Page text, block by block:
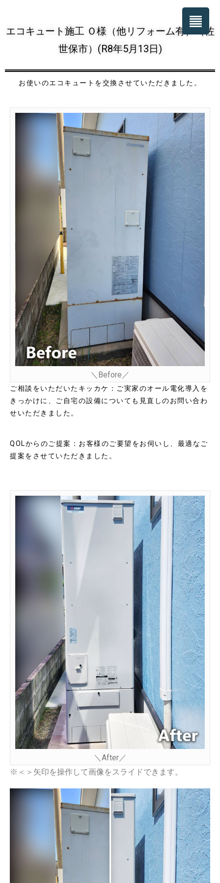
エコキュート施工 Ｏ様（他リフォーム有）（佐
世保市）(R8年5月13日)
お使いのエコキュートを交換させていただきました。
＼Before／
ご相談をいただいたキッカケ：ご実家のオール電化導入を
きっかけに、ご自宅の設備についても見直しのお問い合わ
せいただきました。
QOLからのご提案：お客様のご要望をお伺いし、最適なご
提案をさせていただきました。
＼After／
※＜＞矢印を操作して画像をスライドできます。